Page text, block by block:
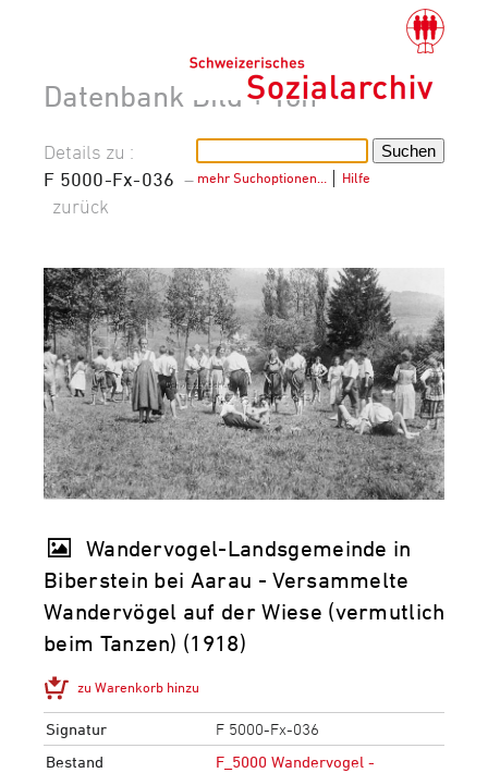
Datenbank Bild + Ton
mehr Suchoptionen… Hilfe
Details zu :
F 5000-Fx-036 –
zurück
Wandervogel-Landsgemeinde in
Biberstein bei Aarau - Versammelte
Wandervögel auf der Wiese (vermutlich
beim Tanzen) (1918)
zu Warenkorb hinzu
Signatur
F 5000-Fx-036
Bestand
F_5000 Wandervogel -